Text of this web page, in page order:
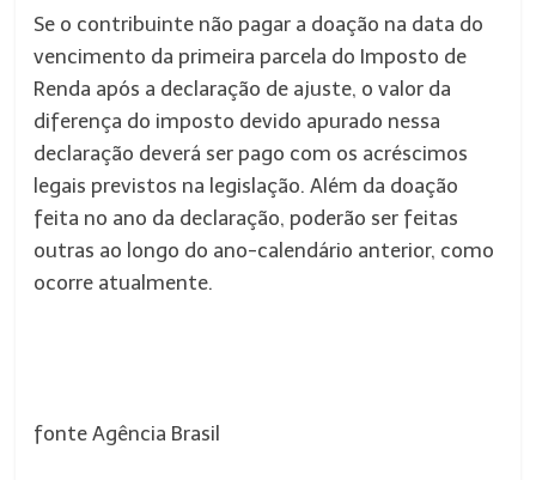
Se o contribuinte não pagar a doação na data do
vencimento da primeira parcela do Imposto de
Renda após a declaração de ajuste, o valor da
diferença do imposto devido apurado nessa
declaração deverá ser pago com os acréscimos
legais previstos na legislação. Além da doação
feita no ano da declaração, poderão ser feitas
outras ao longo do ano-calendário anterior, como
ocorre atualmente.
fonte Agência Brasil